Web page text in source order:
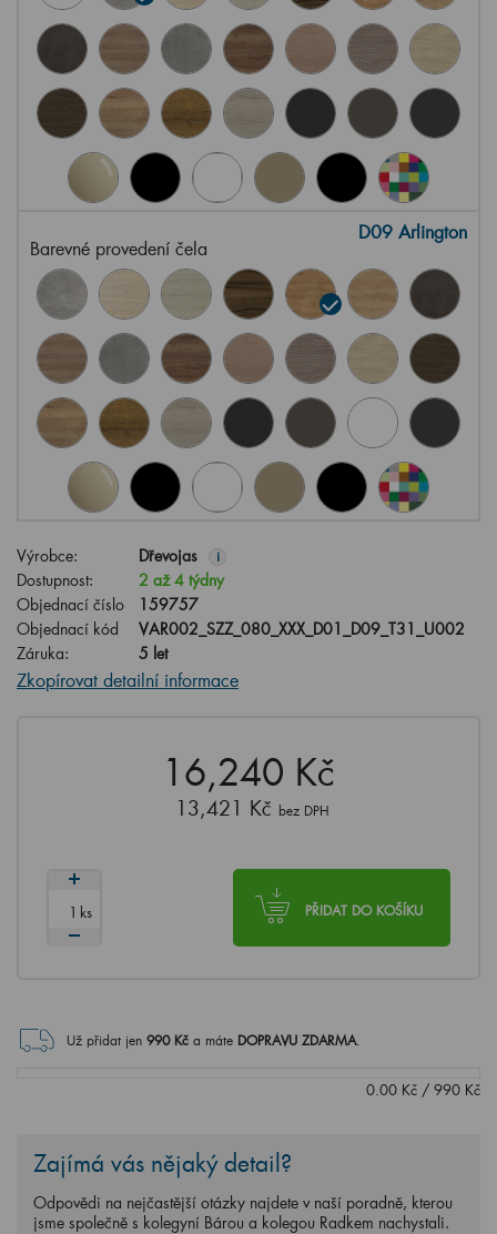
Barevné provedení čela
D09 Arlington
Výrobce: Dřevojas i
Dostupnost:
2 až 4 týdny
Objednací číslo
159757
Objednací kód
VAR002_SZZ_080_XXX_D01_D09_T31_U002
Záruka:
5 let
Zkopírovat detailní informace
16,240 Kč
13,421 Kč bez DPH
PŘIDAT DO KOŠÍKU
ks
Už přidat jen 990Kč a máte DOPRAVU ZDARMA.
0.00 Kč / 990 Kč
Zajímá vás nějaký detail?
Odpovědi na nejčastější otázky najdete v naší poradně, kterou
jsme společně s kolegyní Bárou a kolegou Radkem nachystali.